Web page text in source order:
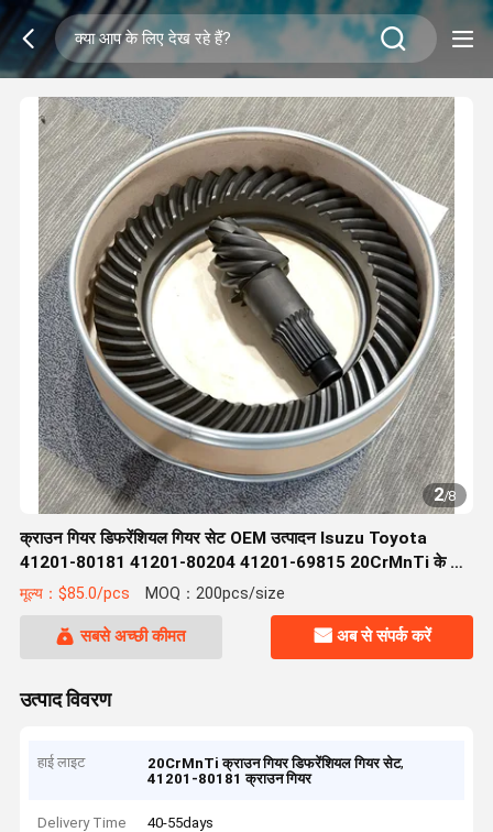
2/8
क्राउन गियर डिफरेंशियल गियर सेट OEM उत्पादन Isuzu Toyota
41201-80181 41201-80204 41201-69815 20CrMnTi के लिए
उपयुक्त
मूल्य：$85.0/pcs MOQ：200pcs/size
सबसे अच्छी कीमत अब से संपर्क करें
उत्पाद विवरण
हाई लाइट 20CrMnTi क्राउन गियर डिफरेंशियल गियर सेट,
41201-80181 क्राउन गियर
Delivery Time 40-55days